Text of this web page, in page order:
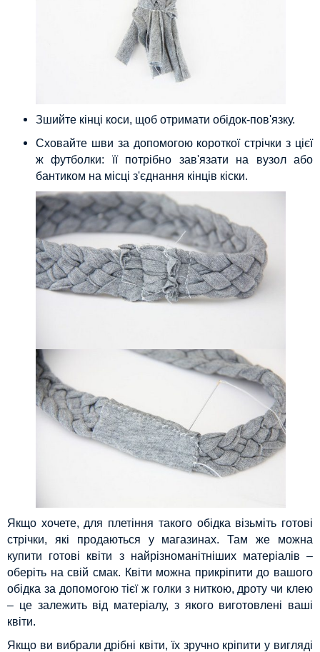
Зшийте кінці коси, щоб отримати обідок-пов'язку.
Сховайте шви за допомогою короткої стрічки з цієї
ж футболки: її потрібно зав'язати на вузол або
бантиком на місці з'єднання кінців кіски.
Якщо хочете, для плетіння такого обідка візьміть готові
стрічки, які продаються у магазинах. Там же можна
купити готові квіти з найрізноманітніших матеріалів –
оберіть на свій смак. Квіти можна прикріпити до вашого
обідка за допомогою тієї ж голки з ниткою, дроту чи клею
– це залежить від матеріалу, з якого виготовлені ваші
квіти.
Якщо ви вибрали дрібні квіти, їх зручно кріпити у вигляді